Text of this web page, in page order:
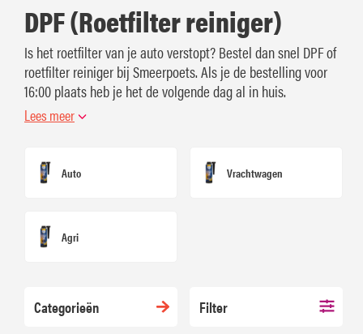
DPF (Roetfilter reiniger)
Is het roetfilter van je auto verstopt? Bestel dan snel DPF of
roetfilter reiniger bij Smeerpoets. Als je de bestelling voor
16:00 plaats heb je het de volgende dag al in huis.
Lees meer
Auto Vrachtwagen
Agri
Categorieën Filter